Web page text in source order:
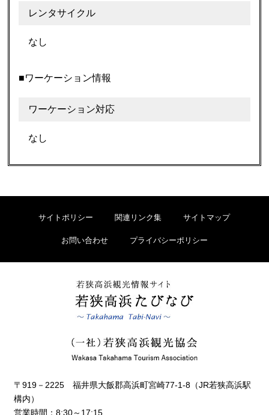
レンタサイクル
なし
■ワーケーション情報
ワーケーション対応
なし
サイトポリシー 関連リンク集 サイトマップ
お問い合わせ プライバシーポリシー
〒919－2225 福井県大飯郡高浜町宮崎77-1-8（JR若狭高浜駅
構内）
営業時間：8:30～17:15